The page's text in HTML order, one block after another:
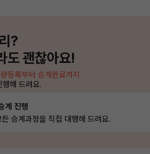
?
도 괜찮아요!
등록부터 승계완료까지
행해 드려요.
계 진행
승계과정을 직접 대행해 드려요.